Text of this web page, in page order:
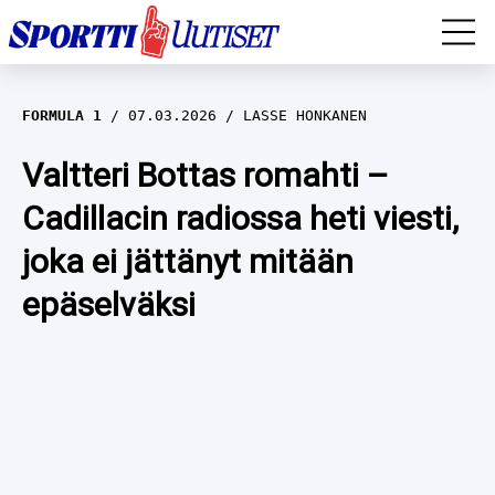
EM-YLEISURHEILU
JÄÄKIEKKO
YLEISURHEILU
WILMA HELTELÄ
TALVILAJIT
FORMULA 1 07.03.2026 LASSE HONKANEN
Valtteri Bottas romahti –
Cadillacin radiossa heti viesti,
joka ei jättänyt mitään
epäselväksi